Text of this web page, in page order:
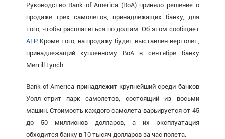
Руководство Bank of America (BoA) приняло решение о
продаже трех самолетов, принадлежащих банку, для
того, чтобы расплатиться по долгам. Об этом сообщает
AFP. Кроме того, на продажу будет выставлен вертолет,
принадлежащий купленному BoA в сентябре банку
Merrill Lynch.
Bank of America принадлежит крупнейший среди банков
Уолл-стрит парк самолетов, состоящий из восьми
машин. Стоимость каждого самолета варьируется от 45
до 50 миллионов долларов, а их эксплуатация
обходится банку в 10 тысяч долларов за час полета.